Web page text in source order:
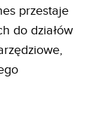
przestaje
do działów